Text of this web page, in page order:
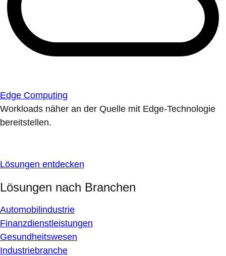
Edge Computing
Workloads näher an der Quelle mit Edge-Technologie
bereitstellen.
Lösungen entdecken
Lösungen nach Branchen
Automobilindustrie
Finanzdienstleistungen
Gesundheitswesen
Industriebranche